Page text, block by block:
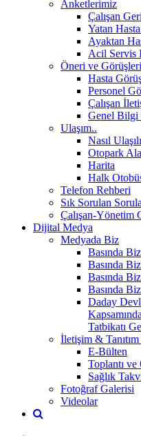
Anketlerimiz
Çalışan
Yatan
Ayaktan
Acil Servis
Öneri ve
Hasta
Personel
Çalışan
Genel Bilgi
Ulaşım..
Nasıl
Otopark
Harita
Halk
Telefon Rehberi
Sık Sorulan
Çalışan-Yönetim
Dijital Medya
Medyada Biz
Basında
Basında
Basında
Basında
Daday
Tatbikatı
İletişim &
E-Bülten
Toplantı
Sağlık
Fotoğraf Galerisi
Videolar